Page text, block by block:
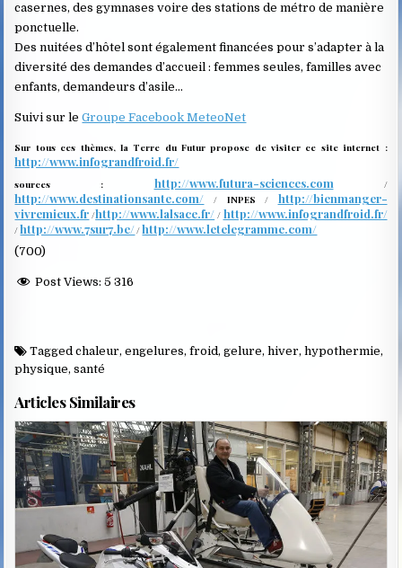
casernes, des gymnases voire des stations de métro de manière
ponctuelle.
Des nuitées d’hôtel sont également financées pour s’adapter à la
diversité des demandes d’accueil : femmes seules, familles avec
enfants, demandeurs d’asile…
Suivi sur leGroupe Facebook MeteoNet
Sur tous ces thèmes, la Terre du Futur propose de visiter ce site internet :
http://www.infograndfroid.fr/
sources : http://www.futura-sciences.com /
http://www.destinationsante.com/ / INPES / http://bienmanger-
vivremieux.fr /http://www.lalsace.fr/ / http://www.infograndfroid.fr/
/http://www.7sur7.be//http://www.letelegramme.com/
(700)
Post Views: 5 316
Taggedchaleur,engelures,froid,gelure,hiver,hypothermie,
physique,santé
Articles Similaires
Posted
in